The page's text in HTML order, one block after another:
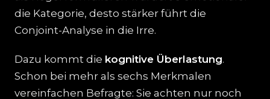
die Kategorie, desto stärker führt die
Conjoint-Analyse in die Irre.
Dazu kommt die kognitive Überlastung.
Schon bei mehr als sechs Merkmalen
vereinfachen Befragte: Sie achten nur noch